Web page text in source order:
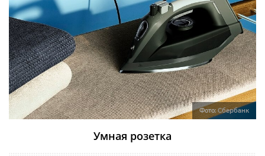
Фото:Сбербанк
Умная розетка